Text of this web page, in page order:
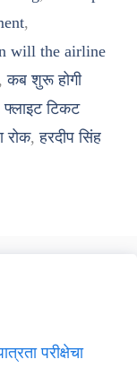
,
will the airline
कब शुरू होगी
फ्लाइट टिकट
रोक,हरदीप सिंह
परीक्षेचा